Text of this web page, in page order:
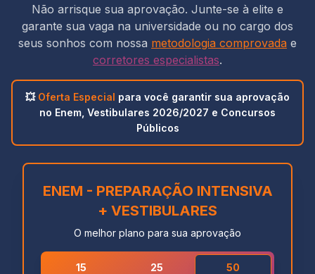
Não arrisque sua aprovação. Junte-se à elite e
garante sua vaga na universidade ou no cargo dos
seus sonhos com nossa metodologia comprovada e
corretores especialistas.
💥 Oferta Especial para você garantir sua aprovação
no Enem, Vestibulares 2026/2027 e Concursos
Públicos
ENEM - PREPARAÇÃO INTENSIVA
+ VESTIBULARES
O melhor plano para sua aprovação
15 25 50